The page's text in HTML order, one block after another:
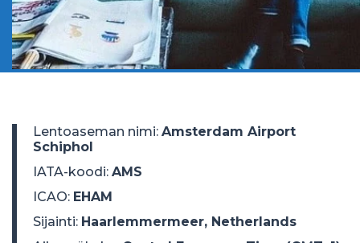
Lentoaseman nimi: Amsterdam Airport
Schiphol
IATA-koodi: AMS
ICAO: EHAM
Sijainti: Haarlemmermeer, Netherlands